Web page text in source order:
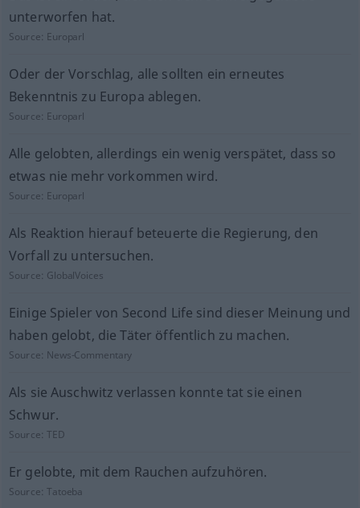
unterworfen hat.
Source: Europarl
Oder der Vorschlag, alle sollten ein erneutes
Bekenntnis zu Europa ablegen.
Source: Europarl
Alle gelobten, allerdings ein wenig verspätet, dass so
etwas nie mehr vorkommen wird.
Source: Europarl
Als Reaktion hierauf beteuerte die Regierung, den
Vorfall zu untersuchen.
Source: GlobalVoices
Einige Spieler von Second Life sind dieser Meinung und
haben gelobt, die Täter öffentlich zu machen.
Source: News-Commentary
Als sie Auschwitz verlassen konnte tat sie einen
Schwur.
Source:TED
Er gelobte, mit dem Rauchen aufzuhören.
Source:Tatoeba